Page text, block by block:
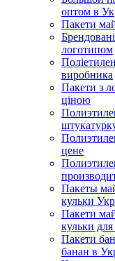
оптом в
Пакети
логотипом
виробника
Пакети з
ціною
цене
Пакеты
кульки
Пакети
кульки для
Пакети
банан в